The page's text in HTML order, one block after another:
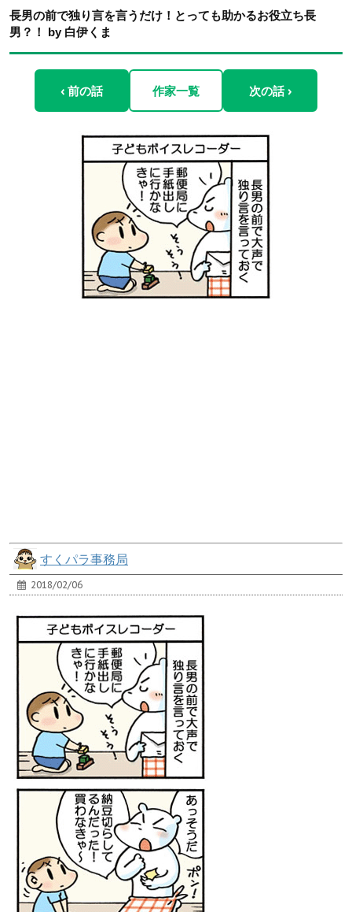
長男の前で独り言を言うだけ！とっても助かるお役立ち長
男？！ by 白伊くま
‹ 前の話 作家一覧 次の話 ›
すくパラ事務局
2018/02/06